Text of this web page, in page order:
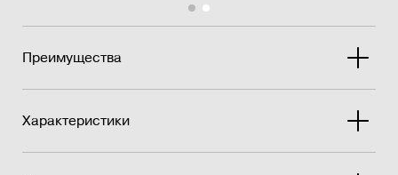
Преимущества
Характеристики